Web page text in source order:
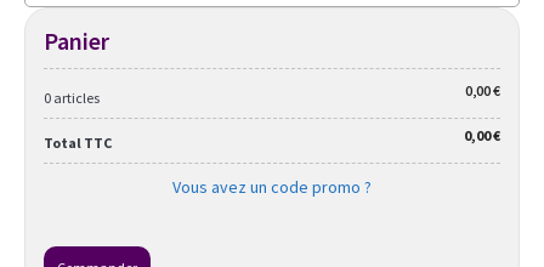
Panier
0 articles 0,00 €
Total TTC 0,00 €
Vous avez un code promo ?